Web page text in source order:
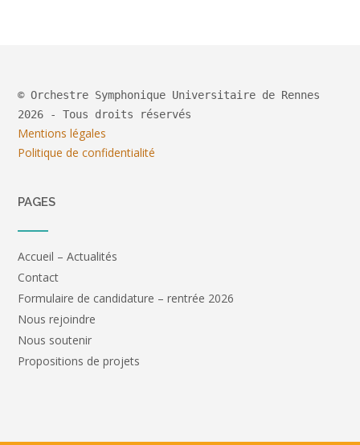
© Orchestre Symphonique Universitaire de Rennes
2026 - Tous droits réservés
Mentions légales
Politique de confidentialité
PAGES
Accueil – Actualités
Contact
Formulaire de candidature – rentrée 2026
Nous rejoindre
Nous soutenir
Propositions de projets